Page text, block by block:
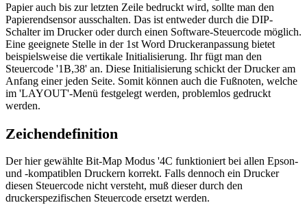
Papier auch bis zur letzten Zeile bedruckt wird, sollte man den
Papierendsensor ausschalten. Das ist entweder durch die DIP-
Schalter im Drucker oder durch einen Software-Steuercode möglich.
Eine geeignete Stelle in der 1st Word Druckeranpassung bietet
beispielsweise die vertikale Initialisierung. Ihr fügt man den
Steuercode '1B,38' an. Diese Initialisierung schickt der Drucker am
Anfang einer jeden Seite. Somit können auch die Fußnoten, welche
im 'LAYOUT'-Menü festgelegt werden, problemlos gedruckt
werden.
Zeichendefinition
Der hier gewählte Bit-Map Modus '4C funktioniert bei allen Epson-
und -kompatiblen Druckern korrekt. Falls dennoch ein Drucker
diesen Steuercode nicht versteht, muß dieser durch den
druckerspezifischen Steuercode ersetzt werden.